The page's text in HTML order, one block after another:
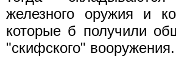
железного оружия и
которые б получили
"скифского" вооружения.